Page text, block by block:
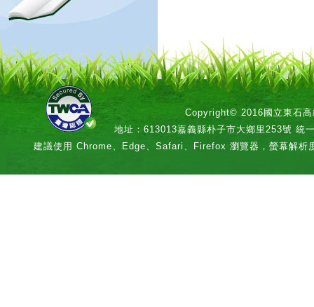
Copyright© 2016國立東石高
地址：613013嘉義縣朴子市大鄉里253號 統
建議使用 Chrome、Edge、Safari、Firefox 瀏覽器，螢幕解